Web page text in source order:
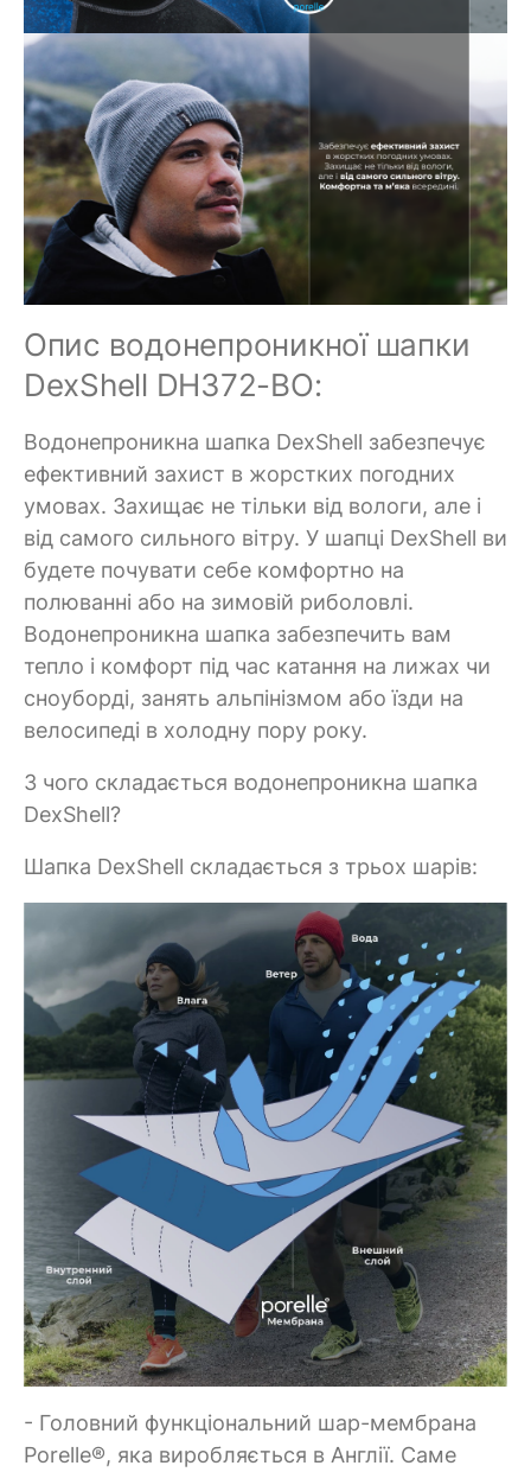
Опис водонепроникної шапки
DexShell DH372-BO:
Водонепроникна шапка DexShell забезпечує
ефективний захист в жорстких погодних
умовах. Захищає не тільки від вологи, але і
від самого сильного вітру. У шапці DexShell ви
будете почувати себе комфортно на
полюванні або на зимовій риболовлі.
Водонепроникна шапка забезпечить вам
тепло і комфорт під час катання на лижах чи
сноуборді, занять альпінізмом або їзди на
велосипеді в холодну пору року.
З чого складається водонепроникна шапка
DexShell?
Шапка DexShell складається з трьох шарів:
- Головний функціональний шар-мембрана
Porelle®, яка виробляється в Англії. Саме